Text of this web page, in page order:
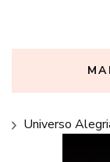
Universo